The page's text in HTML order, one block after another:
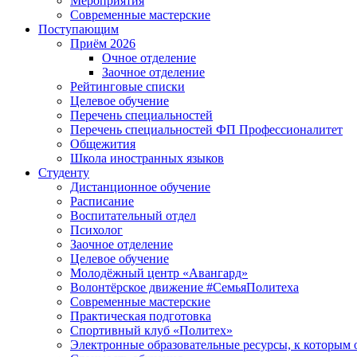
Современные мастерские
Поступающим
Приём 2026
Очное отделение
Заочное отделение
Рейтинговые списки
Целевое обучение
Перечень специальностей
Перечень специальностей ФП Профессионалитет
Общежития
Школа иностранных языков
Студенту
Дистанционное обучение
Расписание
Воспитательный отдел
Психолог
Заочное отделение
Целевое обучение
Молодёжный центр «Авангард»
Волонтёрское движение #СемьяПолитеха
Современные мастерские
Практическая подготовка
Спортивный клуб «Политех»
Электронные образовательные ресурсы, к которым